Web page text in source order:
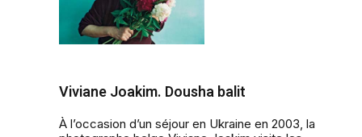
Viviane Joakim. Dousha balit
À l’occasion d’un séjour en Ukraine en 2003, la